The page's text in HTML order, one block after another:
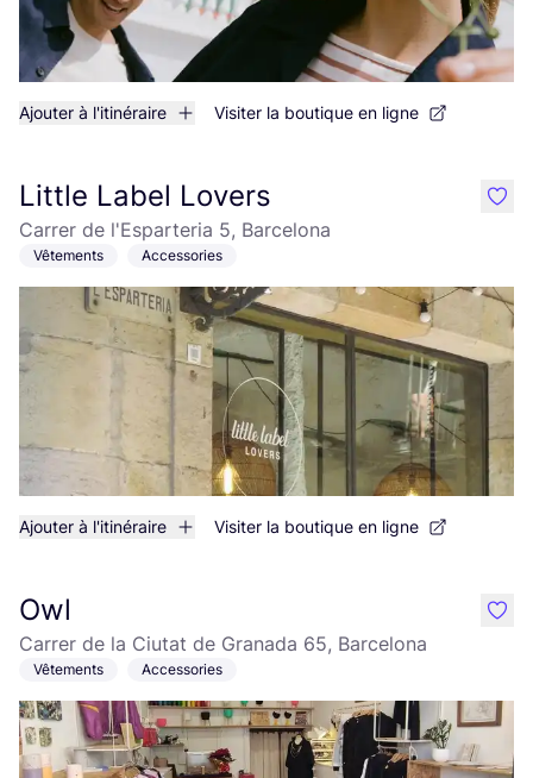
Ajouter à l'itinéraire Visiter la boutique en ligne
Little Label Lovers
Carrer de l'Esparteria 5, Barcelona
Vêtements Accessories
Ajouter à l'itinéraire Visiter la boutique en ligne
like
Owl
Carrer de la Ciutat de Granada 65, Barcelona
Vêtements Accessories
like